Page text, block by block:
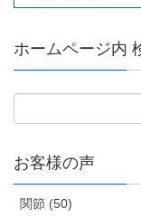
ホームページ内
お客様の声
関節 (50)